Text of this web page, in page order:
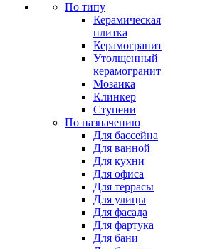
По типу
Керамическая
плитка
Керамогранит
Утолщенный
керамогранит
Мозаика
Клинкер
Ступени
По назначению
Для бассейна
Для ванной
Для кухни
Для офиса
Для террасы
Для улицы
Для фасада
Для фартука
Для бани